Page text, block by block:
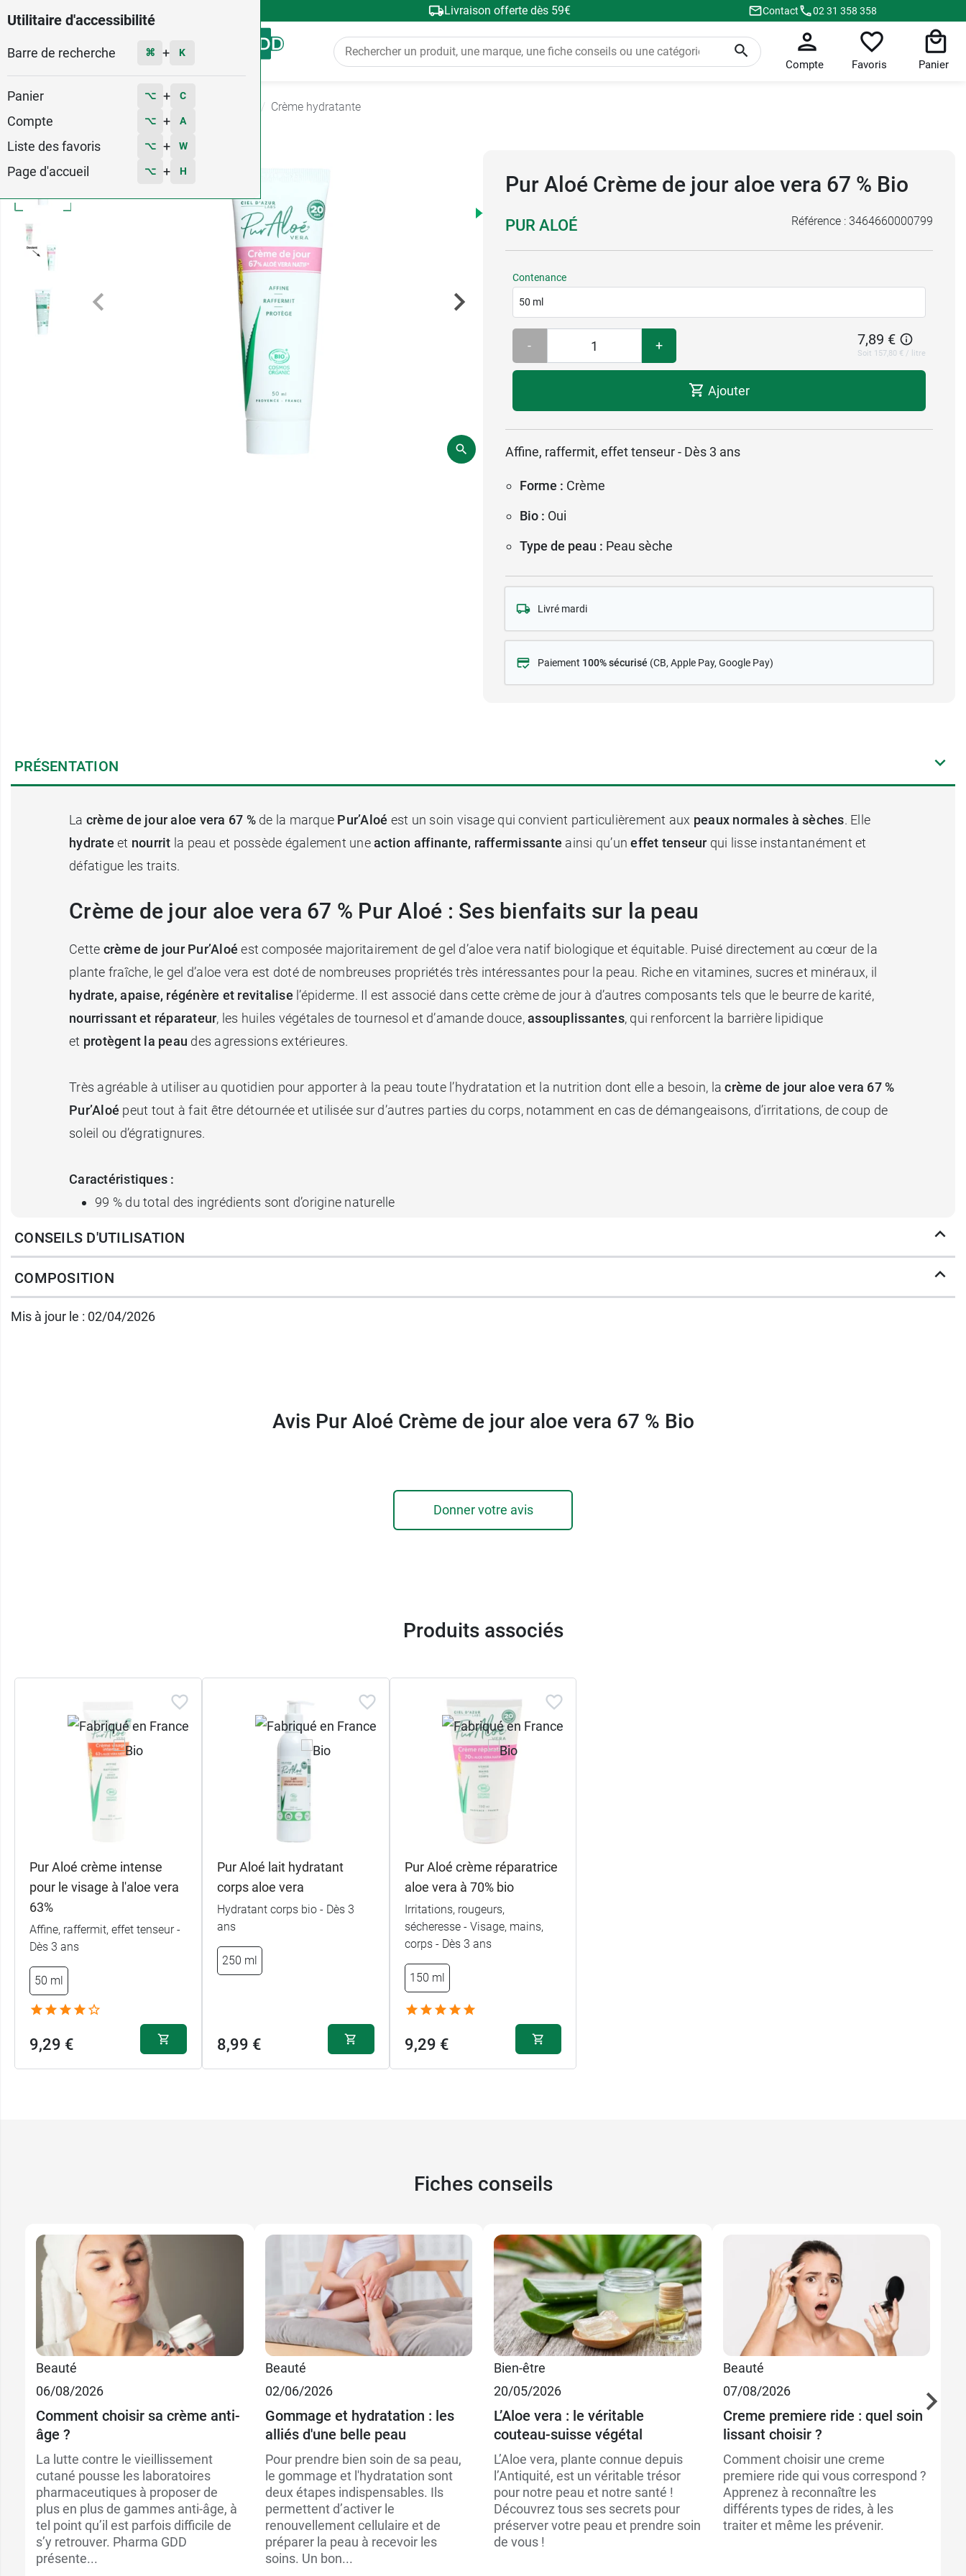
Utilitaire d'accessibilité
Barre de recherche ⌘ + K
Panier ⌥ + C
Compte ⌥ + A
Liste des favoris ⌥ + W
Page d'accueil ⌥ + H
Livraison offerte dès 59€ Contact 02 31 358 358
Menu
Compte Favoris Panier
Crème hydratante
Pur Aloé Crème de jour aloe vera 67 % Bio
PUR ALOÉ Référence : 3464660000799
Contenance
50 ml
- + 7,89 €
Soit 157,80 € / litre
Ajouter
Affine, raffermit, effet tenseur - Dès 3 ans
Forme : Crème
Bio : Oui
Type de peau : Peau sèche
Livré mardi
Paiement 100% sécurisé (CB, Apple Pay, Google Pay)
PRÉSENTATION
La crème de jour aloe vera 67 %de la marque Pur’Aloé est un soin visage qui convient particulièrement aux peaux normales à sèches. Elle
hydrate et nourrit la peau et possède également uneaction affinante, raffermissante ainsi qu’uneffet tenseur qui lisse instantanément et
défatigue les traits.
Crème de jour aloe vera 67 % Pur Aloé : Ses bienfaits sur la peau
Cette crème de jour Pur’Aloé est composée majoritairement de gel d’aloe vera natif biologique et équitable. Puisé directement au cœur de la
plante fraîche, le gel d’aloe vera est doté de nombreuses propriétés très intéressantes pour la peau. Riche en vitamines, sucres et minéraux, il
hydrate, apaise, régénère et revitalise l’épiderme. Il est associé dans cette crème de jour à d’autres composants tels que le beurre de karité,
nourrissant et réparateur, les huiles végétales de tournesol et d’amande douce,assouplissantes, qui renforcent la barrière lipidique
et protègent la peau des agressions extérieures.
Très agréable à utiliser au quotidien pour apporter à la peau toute l’hydratation et la nutrition dont elle a besoin, lacrème de jour aloe vera 67 %
Pur’Aloé peut tout à fait être détournée et utilisée sur d’autres parties du corps, notamment en cas de démangeaisons, d’irritations, de coup de
soleil ou d’égratignures.
Caractéristiques :
99 % du total des ingrédients sont d’origine naturelle
Labellisé Cosmos Organic
Pur’Aloéest une marque française qui fabrique de nombreux produits à base d’aloe vera. Elle propose des soins pour le visage, des produits
d’hygiène quotidienne, des soins du corps ainsi que du
CONSEILS D'UTILISATION
COMPOSITION
Mis à jour le : 02/04/2026
Avis Pur Aloé Crème de jour aloe vera 67 % Bio
Donner votre avis
Produits associés
Pur Aloé crème intense
pour le visage à l'aloe vera
63%
Affine, raffermit, effet tenseur -
Dès 3 ans
50 ml
9,29 €
Pur Aloé lait hydratant
corps aloe vera
Hydratant corps bio - Dès 3
ans
250 ml
8,99 €
Pur Aloé crème réparatrice
aloe vera à 70% bio
Irritations, rougeurs,
sécheresse - Visage, mains,
corps - Dès 3 ans
150 ml
9,29 €
Fiches conseils
Beauté
06/08/2026
Comment choisir sa crème anti-
âge ?
La lutte contre le vieillissement
cutané pousse les laboratoires
pharmaceutiques à proposer de
plus en plus de gammes anti-âge, à
tel point qu’il est parfois difficile de
s’y retrouver. Pharma GDD
présente...
Beauté
02/06/2026
Gommage et hydratation : les
alliés d'une belle peau
Pour prendre bien soin de sa peau,
le gommage et l'hydratation sont
deux étapes indispensables. Ils
permettent d’activer le
renouvellement cellulaire et de
préparer la peau à recevoir les
soins. Un bon...
Bien-être
20/05/2026
L’Aloe vera : le véritable
couteau-suisse végétal
L’Aloe vera, plante connue depuis
l’Antiquité, est un véritable trésor
pour notre peau et notre santé !
Découvrez tous ses secrets pour
préserver votre peau et prendre soin
de vous !
Beauté
07/08/2026
Creme premiere ride : quel soin
lissant choisir ?
Comment choisir une creme
premiere ride qui vous correspond ?
Apprenez à reconnaître les
différents types de rides, à les
traiter et même les prévenir.